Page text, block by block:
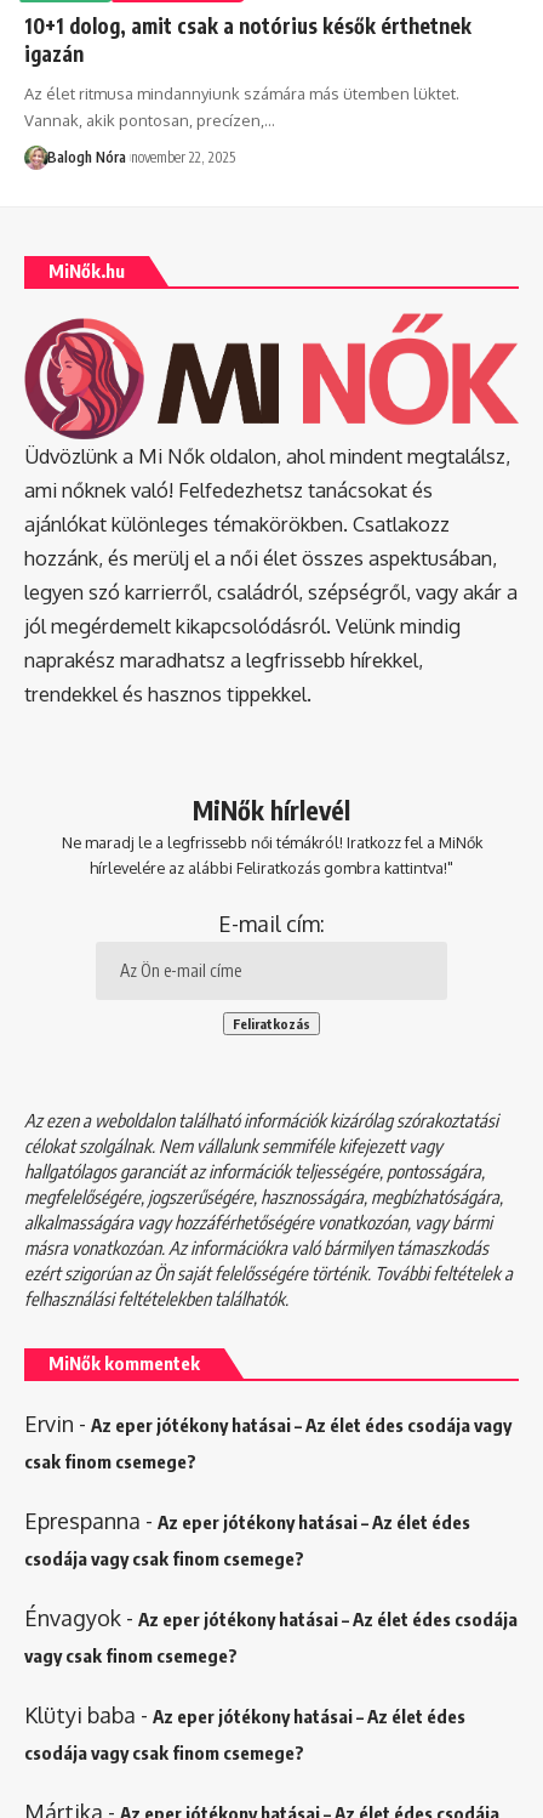
10+1 dolog, amit csak a notórius késők érthetnek
igazán
Az élet ritmusa mindannyiunk számára más ütemben lüktet.
Vannak, akik pontosan, precízen, …
Balogh Nóra november 22, 2025
MiNők.hu
Üdvözlünk a Mi Nők oldalon, ahol mindent megtalálsz,
ami nőknek való! Felfedezhetsz tanácsokat és
ajánlókat különleges témakörökben. Csatlakozz
hozzánk, és merülj el a női élet összes aspektusában,
legyen szó karrierről, családról, szépségről, vagy akár a
jól megérdemelt kikapcsolódásról. Velünk mindig
naprakész maradhatsz a legfrissebb hírekkel,
trendekkel és hasznos tippekkel.
MiNők hírlevél
Ne maradj le a legfrissebb női témákról! Iratkozz fel a MiNők
hírlevelére az alábbi Feliratkozás gombra kattintva!"
E-mail cím:
Az ezen a weboldalon található információk kizárólag szórakoztatási
célokat szolgálnak. Nem vállalunk semmiféle kifejezett vagy
hallgatólagos garanciát az információk teljességére, pontosságára,
megfelelőségére, jogszerűségére, hasznosságára, megbízhatóságára,
alkalmasságára vagy hozzáférhetőségére vonatkozóan, vagy bármi
másra vonatkozóan. Az információkra való bármilyen támaszkodás
ezért szigorúan az Ön saját felelősségére történik. További feltételek a
felhasználási feltételekbentalálhatók.
MiNők kommentek
Ervin - Az eper jótékony hatásai – Az élet édes csodája vagy
csak finom csemege?
Eprespanna - Az eper jótékony hatásai – Az élet édes
csodája vagy csak finom csemege?
Énvagyok - Az eper jótékony hatásai – Az élet édes csodája
vagy csak finom csemege?
Klütyi baba - Az eper jótékony hatásai – Az élet édes
csodája vagy csak finom csemege?
Mártika -